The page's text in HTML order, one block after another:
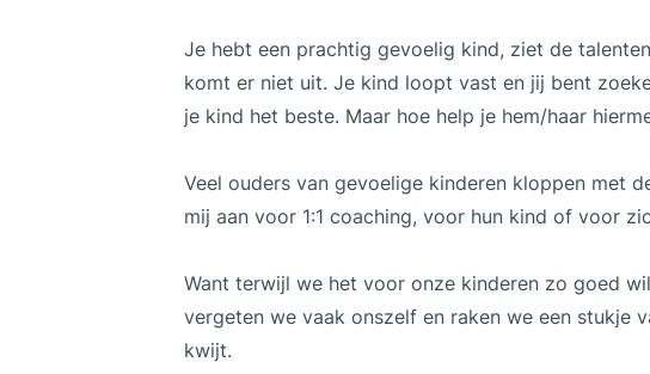
Je hebt een prachtig gevoelig kind, ziet de
komt er niet uit. Je kind loopt vast en jij bent
je kind het beste. Maar hoe help je hem/haar
Veel ouders van gevoelige kinderen kloppen met
mij aan voor 1:1 coaching, voor hun kind of voor
Want terwijl we het voor onze kinderen zo goed
vergeten we vaak onszelf en raken we een stukje
kwijt.